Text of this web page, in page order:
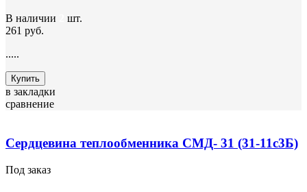
В наличии
шт.
261 руб.
.....
Купить
в закладки
сравнение
Сердцевина теплообменника СМД- 31 (31-11с3Б)
Под заказ